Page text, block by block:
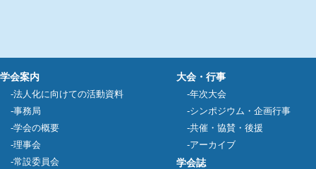
学会案内
法人化に向けての活動資料
事務局
学会の概要
理事会
常設委員会
大会・行事
年次大会
シンポジウム・企画行事
共催・協賛・後援
アーカイブ
学会誌